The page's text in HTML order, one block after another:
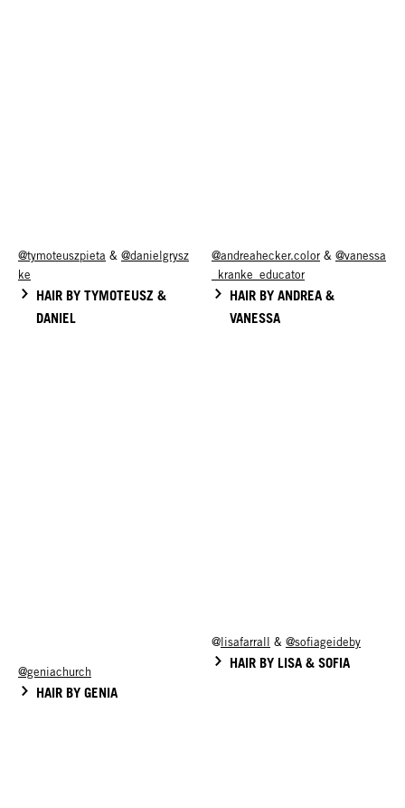
@tymoteuszpieta & @danielgrysz
ke
HAIR BY TYMOTEUSZ &
DANIEL
@andreahecker.color & @vanessa
_kranke_educator
HAIR BY ANDREA &
VANESSA
@geniachurch
HAIR BY GENIA
@lisafarrall & @sofiageideby
HAIR BY LISA & SOFIA